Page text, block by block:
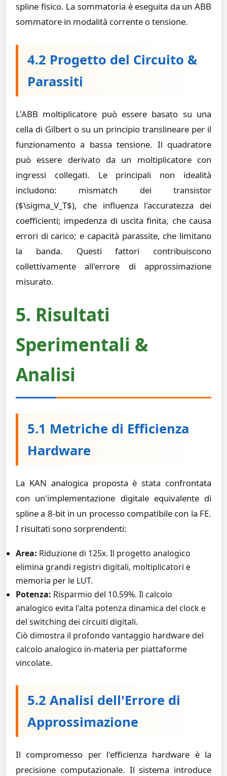
spline fisico. La sommatoria è eseguita da un ABB
sommatore in modalità corrente o tensione.
4.2 Progetto del Circuito &
Parassiti
L'ABB moltiplicatore può essere basato su una
cella di Gilbert o su un principio translineare per il
funzionamento a bassa tensione. Il quadratore
può essere derivato da un moltiplicatore con
ingressi collegati. Le principali non idealità
includono: mismatch dei transistor
($\sigma_V_T$), che influenza l'accuratezza dei
coefficienti; impedenza di uscita finita, che causa
errori di carico; e capacità parassite, che limitano
la banda. Questi fattori contribuiscono
collettivamente all'errore di approssimazione
misurato.
5. Risultati
Sperimentali &
Analisi
5.1 Metriche di Efficienza
Hardware
La KAN analogica proposta è stata confrontata
con un'implementazione digitale equivalente di
spline a 8-bit in un processo compatibile con la FE.
I risultati sono sorprendenti:
Area: Riduzione di 125x. Il progetto analogico
elimina grandi registri digitali, moltiplicatori e
memoria per le LUT.
Potenza: Risparmio del 10.59%. Il calcolo
analogico evita l'alta potenza dinamica del clock e
del switching dei circuiti digitali.
Ciò dimostra il profondo vantaggio hardware del
calcolo analogico in-materia per piattaforme
vincolate.
5.2 Analisi dell'Errore di
Approssimazione
Il compromesso per l'efficienza hardware è la
precisione computazionale. Il sistema introduce